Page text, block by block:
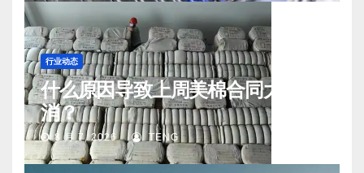
行业动态
什么原因导致上周美棉合同大量取
消？
8 月 7, 2026 TENG